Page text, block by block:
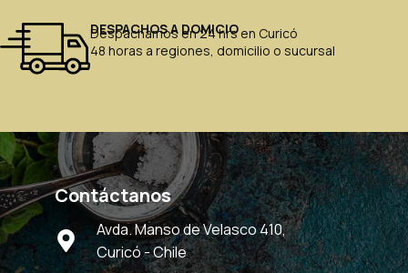
DESPACHOS A DOMICIO
Despachamos en 24 hrs en Curicó
48 horas a regiones, domicilio o sucursal
Contáctanos
Avda. Manso de Velasco 410,
Curicó - Chile